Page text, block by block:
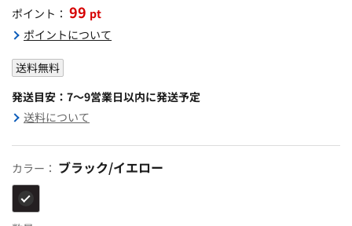
ポイント： 99 pt
ポイントについて
送料無料
発送目安：7～9営業日以内に発送予定
送料について
カラー： ブラック/イエロー